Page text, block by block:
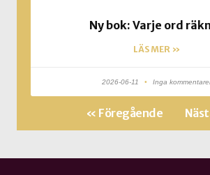
Ny bok: Varje ord
LÄS MER »
2026-06-11 Inga
« Föregående